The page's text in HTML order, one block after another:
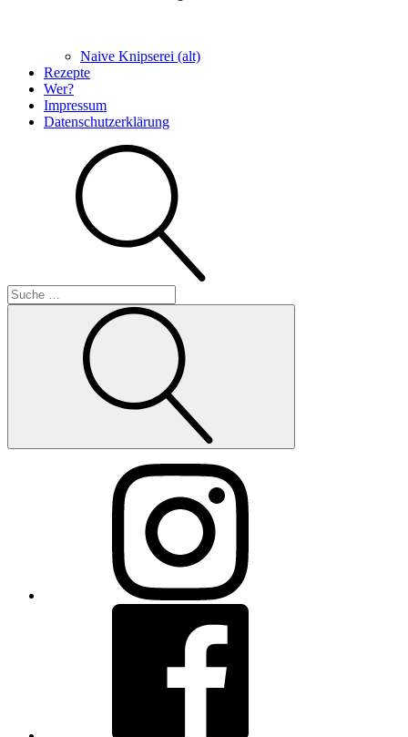
Naive Knipserei (alt)
Rezepte
Wer?
Impressum
Datenschutzerklärung